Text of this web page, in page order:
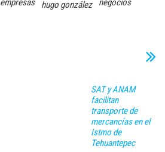
empresas hugo gonzález
negocios
SAT y ANAM
facilitan
transporte de
mercancías en el
Istmo de
Tehuantepec